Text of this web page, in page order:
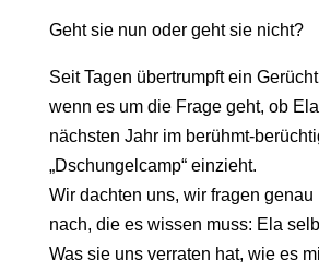
Geht sie nun oder geht sie nicht?
Seit Tagen übertrumpft ein
wenn es um die Frage geht, ob
nächsten Jahr im berühmt-
„Dschungelcamp“ einzieht.
Wir dachten uns, wir fragen genau
nach, die es wissen muss: Ela
Was sie uns verraten hat, wie es